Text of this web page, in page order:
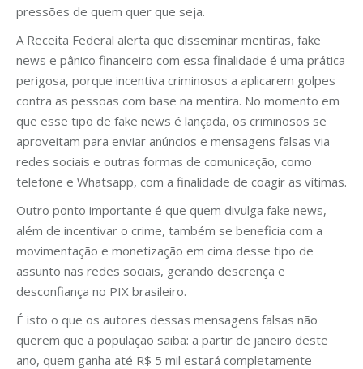
pressões de quem quer que seja.
A Receita Federal alerta que disseminar mentiras, fake
news e pânico financeiro com essa finalidade é uma prática
perigosa, porque incentiva criminosos a aplicarem golpes
contra as pessoas com base na mentira. No momento em
que esse tipo de fake news é lançada, os criminosos se
aproveitam para enviar anúncios e mensagens falsas via
redes sociais e outras formas de comunicação, como
telefone e Whatsapp, com a finalidade de coagir as vítimas.
Outro ponto importante é que quem divulga fake news,
além de incentivar o crime, também se beneficia com a
movimentação e monetização em cima desse tipo de
assunto nas redes sociais, gerando descrença e
desconfiança no PIX brasileiro.
É isto o que os autores dessas mensagens falsas não
querem que a população saiba: a partir de janeiro deste
ano, quem ganha até R$ 5 mil estará completamente